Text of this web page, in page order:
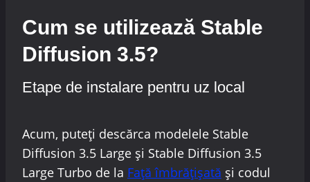
Cum se utilizează Stable
Diffusion 3.5?
Etape de instalare pentru uz local
Acum, puteți descărca modelele Stable
Diffusion 3.5 Large și Stable Diffusion 3.5
Large Turbo de la Față îmbrățișată și codul